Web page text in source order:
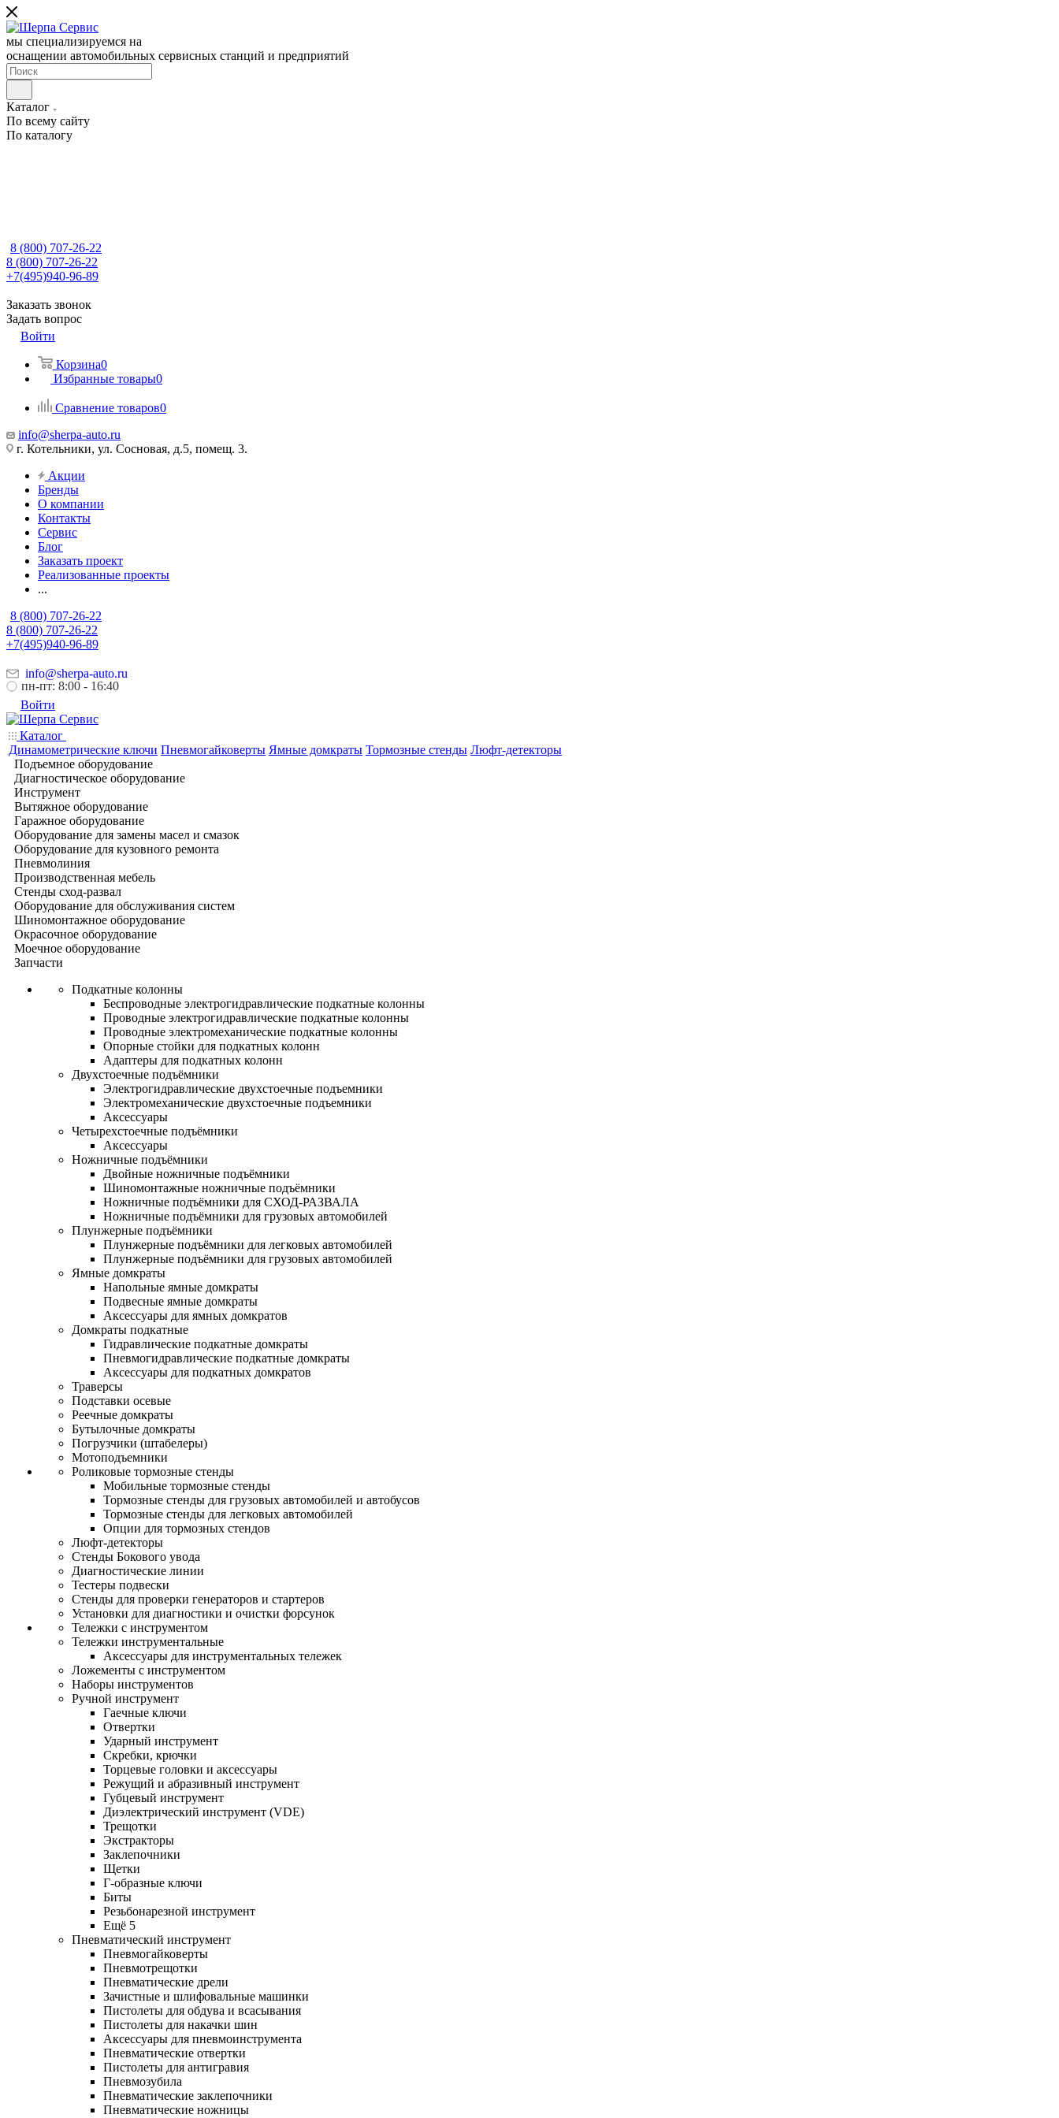
мы специализируемся на
оснащении автомобильных сервисных станций и предприятий
Каталог
По всему сайту
По каталогу
8 (800) 707-26-22
8 (800) 707-26-22
+7(495)940-96-89
Заказать звонок
Задать вопрос
Войти
Корзина0
Избранные товары0
Сравнение товаров0
info@sherpa-auto.ru
г. Котельники, ул. Сосновая, д.5, помещ. 3.
Акции
Бренды
О компании
Контакты
Сервис
Блог
Заказать проект
Реализованные проекты
...
8 (800) 707-26-22
8 (800) 707-26-22
+7(495)940-96-89
info@sherpa-auto.ru
пн-пт: 8:00 - 16:40
Войти
Каталог
Динамометрические ключи Пневмогайковерты Ямные домкраты Тормозные стенды Люфт-детекторы
Подъемное оборудование
Диагностическое оборудование
Инструмент
Вытяжное оборудование
Гаражное оборудование
Оборудование для замены масел и смазок
Оборудование для кузовного ремонта
Пневмолиния
Производственная мебель
Стенды сход-развал
Оборудование для обслуживания систем
Шиномонтажное оборудование
Окрасочное оборудование
Моечное оборудование
Запчасти
Подкатные колонны
Беспроводные электрогидравлические подкатные колонны
Проводные электрогидравлические подкатные колонны
Проводные электромеханические подкатные колонны
Опорные стойки для подкатных колонн
Адаптеры для подкатных колонн
Двухстоечные подъёмники
Электрогидравлические двухстоечные подъемники
Электромеханические двухстоечные подъемники
Аксессуары
Четырехстоечные подъёмники
Аксессуары
Ножничные подъёмники
Двойные ножничные подъёмники
Шиномонтажные ножничные подъёмники
Ножничные подъёмники для СХОД-РАЗВАЛА
Ножничные подъёмники для грузовых автомобилей
Плунжерные подъёмники
Плунжерные подъёмники для легковых автомобилей
Плунжерные подъёмники для грузовых автомобилей
Ямные домкраты
Напольные ямные домкраты
Подвесные ямные домкраты
Аксессуары для ямных домкратов
Домкраты подкатные
Гидравлические подкатные домкраты
Пневмогидравлические подкатные домкраты
Аксессуары для подкатных домкратов
Траверсы
Подставки осевые
Реечные домкраты
Бутылочные домкраты
Погрузчики (штабелеры)
Мотоподъемники
Роликовые тормозные стенды
Мобильные тормозные стенды
Тормозные стенды для грузовых автомобилей и автобусов
Тормозные стенды для легковых автомобилей
Опции для тормозных стендов
Люфт-детекторы
Стенды Бокового увода
Диагностические линии
Тестеры подвески
Стенды для проверки генераторов и стартеров
Установки для диагностики и очистки форсунок
Тележки с инструментом
Тележки инструментальные
Аксессуары для инструментальных тележек
Ложементы с инструментом
Наборы инструментов
Ручной инструмент
Гаечные ключи
Отвертки
Ударный инструмент
Скребки, крючки
Торцевые головки и аксессуары
Режущий и абразивный инструмент
Губцевый инструмент
Диэлектрический инструмент (VDE)
Трещотки
Экстракторы
Заклепочники
Щетки
Г-образные ключи
Биты
Резьбонарезной инструмент
Ещё 5
Пневматический инструмент
Пневмогайковерты
Пневмотрещотки
Пневматические дрели
Зачистные и шлифовальные машинки
Пистолеты для обдува и всасывания
Пистолеты для накачки шин
Аксессуары для пневмоинструмента
Пневматические отвертки
Пистолеты для антигравия
Пневмозубила
Пневматические заклепочники
Пневматические ножницы